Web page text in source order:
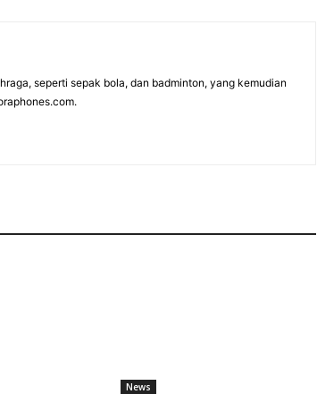
seperti sepak bola, dan badminton, yang kemudian
News